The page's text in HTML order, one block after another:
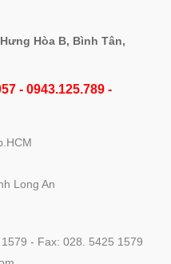
Hòa B, Bình Tân,
- 0943.125.789 -
Long An
- Fax: 028. 5425 1579